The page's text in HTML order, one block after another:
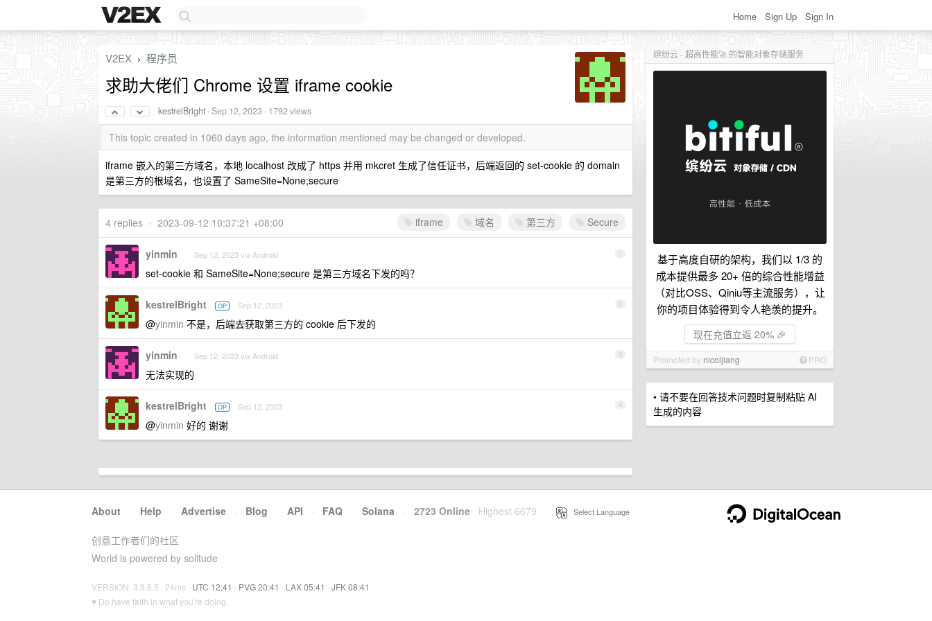
Home Sign Up Sign In
缤纷云 - 超高性能🚀 的智能对象存储服务
基于高度自研的架构，我们以 1/3 的
成本提供最多 20+ 倍的综合性能增益
（对比OSS、Qiniu等主流服务），让
你的项目体验得到令人艳羡的提升。
现在充值立返 20% 🎉
Promoted by nicoljiang PRO
• 请不要在回答技术问题时复制粘贴 AI
生成的内容
V2EX › 程序员
求助大佬们 Chrome 设置 iframe cookie
kestrelBright ·Sep 12, 2023 · 1792 views
This topic created in 1060 days ago, the information mentioned may be changed or developed.
iframe 嵌入的第三方域名，本地 localhost 改成了 https 并用 mkcret 生成了信任证书，后端返回的 set-cookie 的 domain
是第三方的根域名，也设置了 SameSite=None;secure
iframe 域名 第三方 Secure
4 replies • 2023-09-12 10:37:21 +08:00
1
yinmin Sep 12, 2023 via Android
set-cookie 和 SameSite=None;secure 是第三方域名下发的吗？
2
kestrelBright OP Sep 12, 2023
@yinmin 不是，后端去获取第三方的 cookie 后下发的
3
yinmin Sep 12, 2023 via Android
无法实现的
4
kestrelBright OP Sep 12, 2023
@yinmin 好的 谢谢
About · Help · Advertise · Blog · API · FAQ · Solana · 2723 Online Highest 6679 Select Language
创意工作者们的社区
World is powered by solitude
VERSION: 3.9.8.5 · 24ms · UTC 12:41 · PVG 20:41 · LAX 05:41 · JFK 08:41
♥ Do have faith in what you're doing.